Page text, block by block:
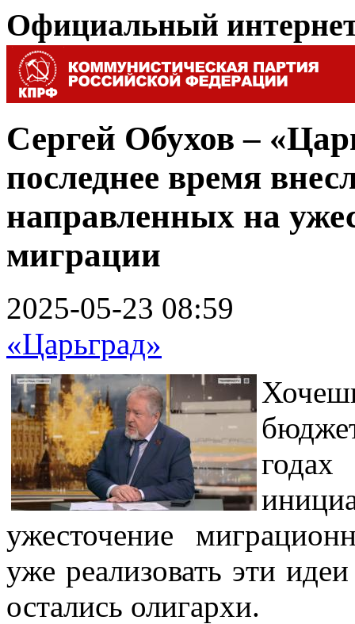
Официальный
Сергей Обухов –
последнее время
направленных на
миграции
2025-05-23 08:59
«Царьград»
ужесточение
уже реализовать эти
остались олигархи.